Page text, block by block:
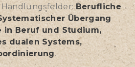
Handlungsfelder:Berufliche
Übergang
in Beruf und Studium,
dualen Systems,
.